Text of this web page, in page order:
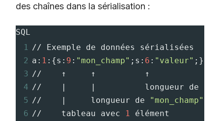
des chaînes dans la sérialisation :
SQL
1
// Exemple de données sérialisées
2 a : 1 : {s : 9 : "mon_champ" ; s : 6 : "valeur" ; }
3 //    ↑     ↑          ↑
4 //    |     |          longueur de
5 //    |     longueur de "mon_champ"
6 //    tableau avec 1
élément